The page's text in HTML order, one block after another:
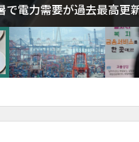
で電力需要が過去最高更
を点検